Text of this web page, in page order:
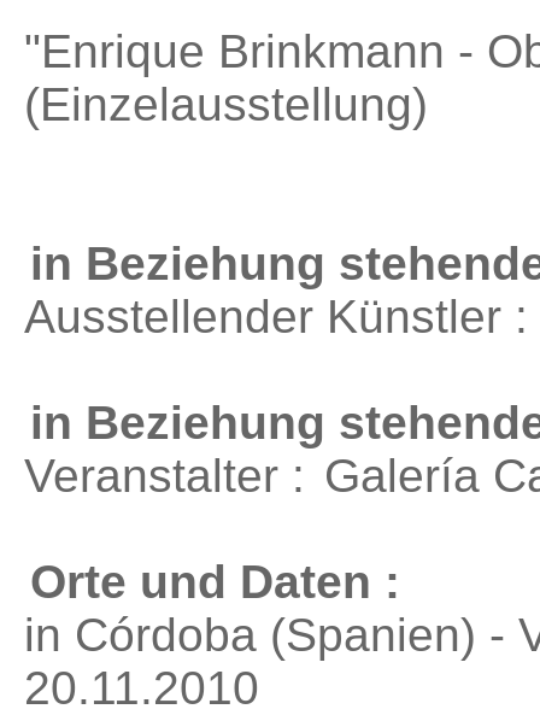
"Enrique Brinkmann -
(Einzelausstellung)
in Beziehung
Ausstellender Künstler
in Beziehung
Veranstalter : Galería
Orte und Daten :
in Córdoba (Spanien) -
20.11.2010